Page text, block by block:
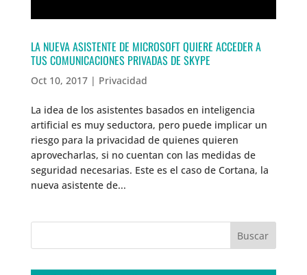
LA NUEVA ASISTENTE DE MICROSOFT QUIERE ACCEDER A
TUS COMUNICACIONES PRIVADAS DE SKYPE
Oct 10, 2017| Privacidad
La idea de los asistentes basados en inteligencia
artificial es muy seductora, pero puede implicar un
riesgo para la privacidad de quienes quieren
aprovecharlas, si no cuentan con las medidas de
seguridad necesarias. Este es el caso de Cortana, la
nueva asistente de...